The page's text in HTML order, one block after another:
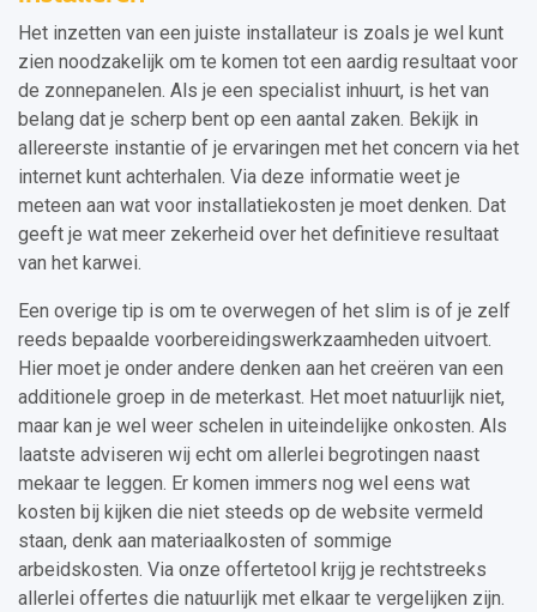
Het inzetten van een juiste installateur is zoals je wel kunt
zien noodzakelijk om te komen tot een aardig resultaat voor
de zonnepanelen. Als je een specialist inhuurt, is het van
belang dat je scherp bent op een aantal zaken. Bekijk in
allereerste instantie of je ervaringen met het concern via het
internet kunt achterhalen. Via deze informatie weet je
meteen aan wat voor installatiekosten je moet denken. Dat
geeft je wat meer zekerheid over het definitieve resultaat
van het karwei.
Een overige tip is om te overwegen of het slim is of je zelf
reeds bepaalde voorbereidingswerkzaamheden uitvoert.
Hier moet je onder andere denken aan het creëren van een
additionele groep in de meterkast. Het moet natuurlijk niet,
maar kan je wel weer schelen in uiteindelijke onkosten. Als
laatste adviseren wij echt om allerlei begrotingen naast
mekaar te leggen. Er komen immers nog wel eens wat
kosten bij kijken die niet steeds op de website vermeld
staan, denk aan materiaalkosten of sommige
arbeidskosten. Via onze offertetool krijg je rechtstreeks
allerlei offertes die natuurlijk met elkaar te vergelijken zijn.